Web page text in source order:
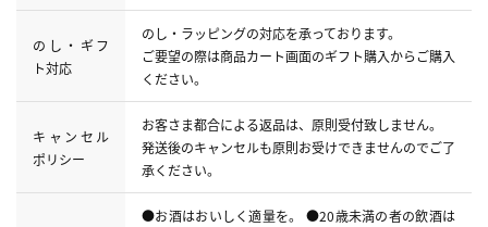
のし・ギフ
ト対応
のし・ラッピングの対応を承っております。
ご要望の際は商品カート画面のギフト購入からご購入
ください。
キャンセル
ポリシー
お客さま都合による返品は、原則受付致しません。
発送後のキャンセルも原則お受けできませんのでご了
承ください。
●お酒はおいしく適量を。 ●20歳未満の者の飲酒は